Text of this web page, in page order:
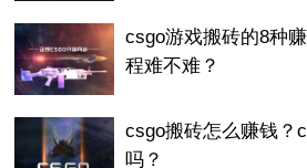
csgo游戏搬砖的8种
程难不难？
csgo搬砖怎么赚钱？
吗？